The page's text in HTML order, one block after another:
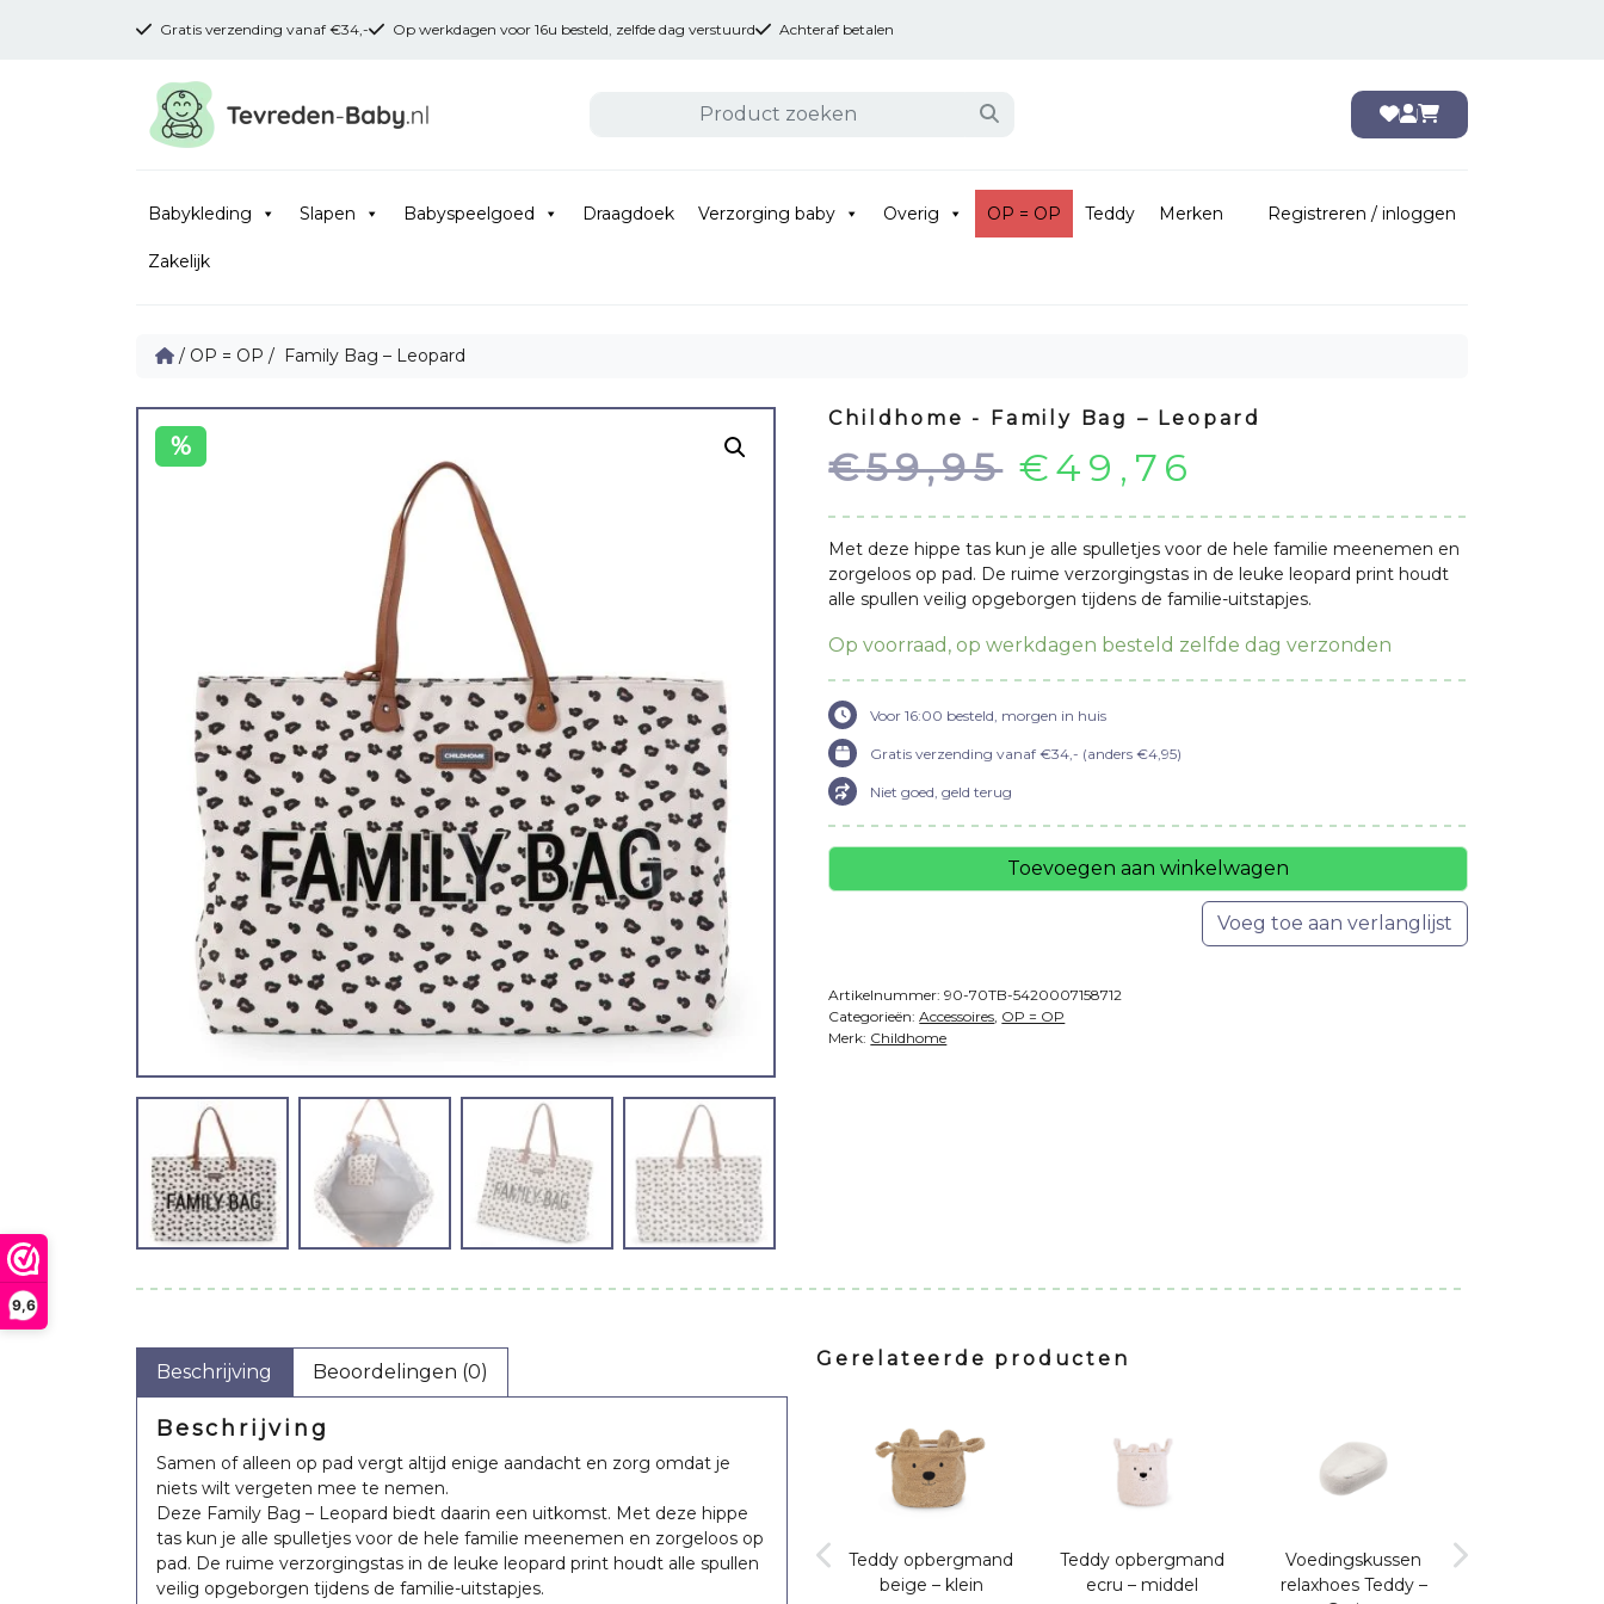
9,6
Gratis verzending vanaf €34,- Op werkdagen voor 16u besteld, zelfde dag verstuurd Achteraf betalen
Babykleding Slapen Babyspeelgoed Draagdoek Verzorging baby Overig OP = OP Teddy Merken Registreren / inloggen
Zakelijk
/ OP = OP / Family Bag – Leopard
%
Childhome - Family Bag – Leopard
€59,95 Oorspronkelijke
prijs
was:
€59,95.
€49,76
prijs
is:
€49,76.
Met deze hippe tas kun je alle spulletjes voor de hele familie meenemen en
zorgeloos op pad. De ruime verzorgingstas in de leuke leopard print houdt
alle spullen veilig opgeborgen tijdens de familie-uitstapjes.
Op voorraad, op werkdagen besteld zelfde dag verzonden
Voor 16:00 besteld, morgen in huis
Gratis verzending vanaf €34,- (anders €4,95)
Niet goed, geld terug
Toevoegen aan winkelwagen
Voeg toe aan verlanglijst
Artikelnummer:90-70TB-5420007158712
Categorieën:Accessoires, OP = OP
Merk: Childhome
Beschrijving Beoordelingen (0)
Beschrijving
Samen of alleen op pad vergt altijd enige aandacht en zorg omdat je
niets wilt vergeten mee te nemen.
Deze Family Bag – Leopard biedt daarin een uitkomst. Met deze hippe
tas kun je alle spulletjes voor de hele familie meenemen en zorgeloos op
pad. De ruime verzorgingstas in de leuke leopard print houdt alle spullen
veilig opgeborgen tijdens de familie-uitstapjes.
Gerelateerde producten
Teddy opbergmand
Teddy opbergmand
ecru – middel
Voedingskussen
relaxhoes Teddy –
Teddy opbergmand
Teddy opbergmand
beige – klein
Teddy opbergmand
ecru – middel
Voedingskussen
relaxhoes Teddy –